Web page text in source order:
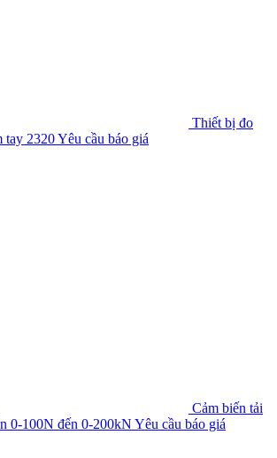
Thiết bị đo
tay 2320Yêu cầu báo giá
Cảm biến tải
0-100N đến 0-200kN Yêu cầu báo giá